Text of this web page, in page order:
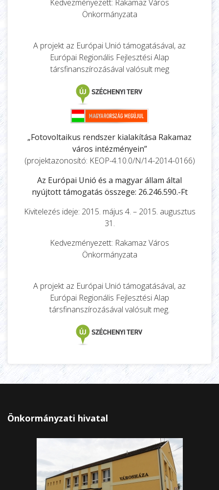
Kedvezményezett: Rakamaz Város
Önkormányzata
A projekt az Európai Unió támogatásával, az
Európai Regionális Fejlesztési Alap
társfinanszírozásával valósult meg
„Fotovoltaikus rendszer kialakítása Rakamaz
város intézményein”
(projektazonosító: KEOP-4.10.0/N/14-2014-0166)
Az Európai Unió és a magyar állam által
nyújtott támogatás összege: 26.246.590.-Ft
Kivitelezés ideje: 2015. május 4. – 2015. augusztus
31.
Kedvezményezett: Rakamaz Város
Önkormányzata
A projekt az Európai Unió támogatásával, az
Európai Regionális Fejlesztési Alap
társfinanszírozásával valósult meg.
Önkormányzati hivatal